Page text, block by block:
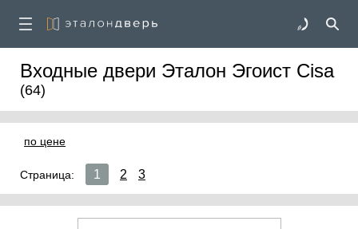
Входные двери Эталон Эгоист Cisa
(64)
по цене
Страница: 1 2 3